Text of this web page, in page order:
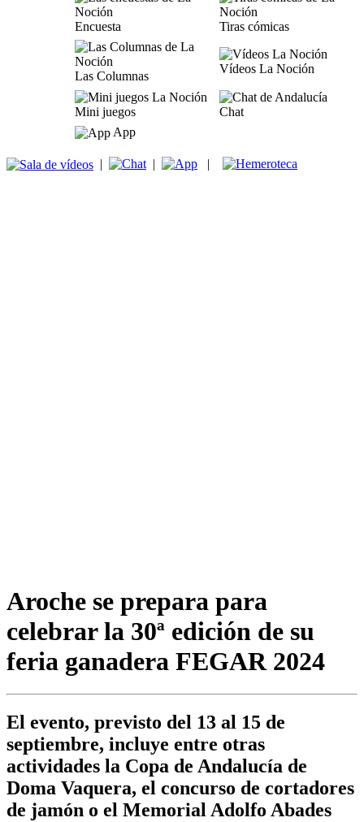
Encuesta Tiras cómicas
Las Columnas
Vídeos La Noción
Mini juegos
Chat
App
| | |
Aroche se prepara para
celebrar la 30ª edición de su
feria ganadera FEGAR 2024
El evento, previsto del 13 al 15 de
septiembre, incluye entre otras
actividades la Copa de Andalucía de
Doma Vaquera, el concurso de cortadores
de jamón o el Memorial Adolfo Abades